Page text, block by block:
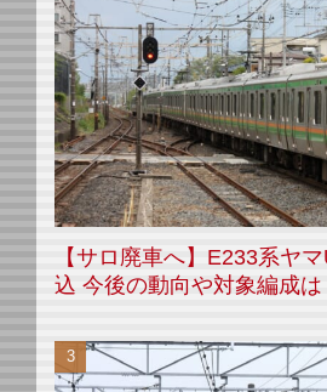
【サロ廃車へ】E233系ヤ
込 今後の動向や対象編成は